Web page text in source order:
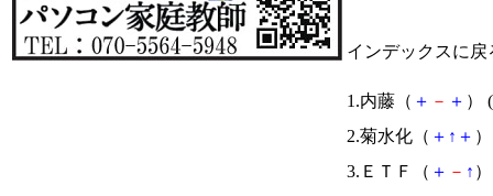
インデックスに戻
1.内藤（ ＋ － ＋ ） (
2.菊水化（ ＋ ↑ ＋
3.ＥＴＦ（ ＋ － ↑